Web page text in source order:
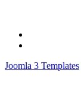
Joomla 3 Templates